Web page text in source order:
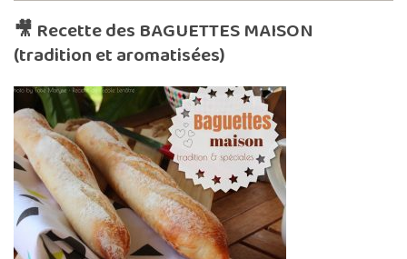
🎥 Recette des BAGUETTES MAISON
(tradition et aromatisées)